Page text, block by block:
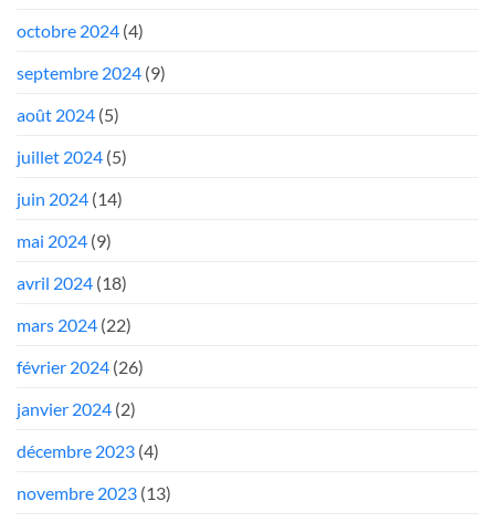
octobre 2024 (4)
septembre 2024 (9)
août 2024 (5)
juillet 2024 (5)
juin 2024 (14)
mai 2024 (9)
avril 2024 (18)
mars 2024 (22)
février 2024 (26)
janvier 2024 (2)
décembre 2023 (4)
novembre 2023 (13)